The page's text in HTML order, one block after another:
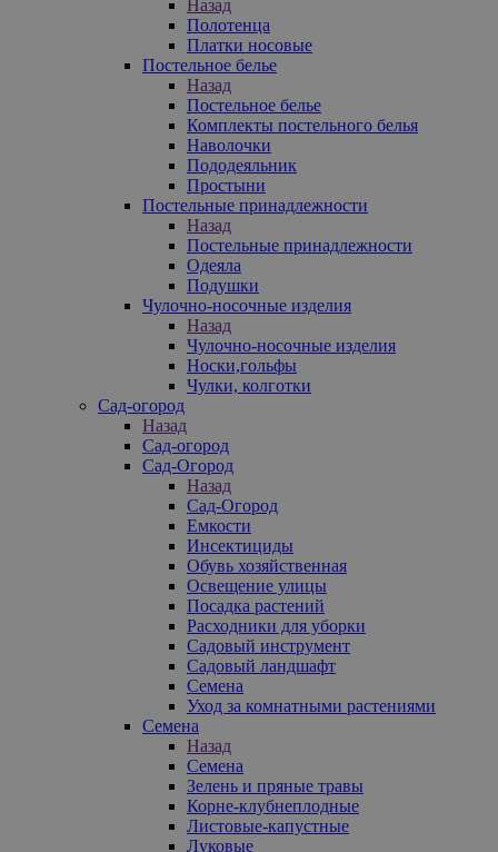
Назад
Полотенца
Платки носовые
Постельное белье
Назад
Постельное белье
Комплекты постельного белья
Наволочки
Пододеяльник
Простыни
Постельные принадлежности
Назад
Постельные принадлежности
Одеяла
Подушки
Чулочно-носочные изделия
Назад
Чулочно-носочные изделия
Носки,гольфы
Чулки, колготки
Сад-огород
Назад
Сад-огород
Сад-Огород
Назад
Сад-Огород
Емкости
Инсектициды
Обувь хозяйственная
Освещение улицы
Посадка растений
Расходники для уборки
Садовый инструмент
Садовый ландшафт
Семена
Уход за комнатными растениями
Семена
Назад
Семена
Зелень и пряные травы
Корне-клубнеплодные
Листовые-капустные
Луковые